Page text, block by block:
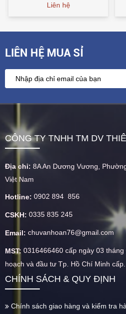
Liên hệ
LIÊN HỆ MUA SỈ
CÔNG TY TNHH TM DV
Địa chỉ: 8A An Dương Vương,
Việt Nam
Hotline: 0902 894 856
CSKH: 0335 835 245
Email: chuvanhoan76@gmail.com
MST: 0316466460 cấp ngày 03
hoạch và đầu tư Tp. Hồ Chí Minh cấp.
CHÍNH SÁCH & QUY ĐỊNH
Chính sách giao hàng và kiểm tra